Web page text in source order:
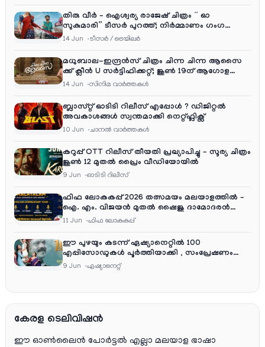
തിരു വീർ – ഐശ്വര്യ രാജേഷ് ചിത്രം ” ഓ
സുകുമാരി” ടീസർ പുറത്ത്; നിർമ്മാണം ഗംഗ
എന്റർടൈൻമെന്റ്‌സ്
14 Jun ടീസര്‍ / ട്രെയിലര്‍
മധുബാല-ഇന്ദ്രൻസ് ചിത്രം ചിന്ന ചിന്ന ആസൈ
ക്ക് ക്ലീൻ U സർട്ടിഫിക്കറ്റ്; ജൂൺ 19ന് ആഗോള
റിലീസ്
14 Jun സിനിമ വാര്‍ത്തകള്‍
ബ്ലാസ്റ്റ് ഓടിടി റിലീസ് എപ്പോൾ ? ഡിജിറ്റൽ
അവകാശങ്ങൾ സ്വന്തമാക്കി നെറ്റ്ഫ്ലിക്സ്
10 Jun ചാനല്‍ വാര്‍ത്തകള്‍
കറുപ്പ് OTT റിലീസ് തീയതി പ്രഖ്യാപിച്ചു – സൂര്യ ചിത്രം
ജൂൺ 12 മുതൽ പ്രൈം വീഡിയോയിൽ
9 Jun ഓടിടി റിലീസ്
ഫിഫ ലോകകപ്പ് 2026 തത്സമയം മലയാളത്തിൽ –
ഐ. എം. വിജയൻ മുതൽ ഷൈജു ദാമോദരൻ
വരെ കമന്ററി സംഘത്തിൽ
11 Jun ഫിഫ ലോകകപ്പ്
ഈ പുഴയും കടന്ന് ഏഷ്യാനെറ്റിൽ 100
എപ്പിസോഡുകൾ പൂർത്തിയാക്കി , സംപ്രേഷണം
തിങ്കൾ മുതൽ വെള്ളി വരെ രാത്രി 9:30 ന്
9 Jun ഏഷ്യാനെറ്റ്‌
കേരള ടെലിവിഷൻ
ഈ ഓൺലൈൻ പോർട്ടൽ എല്ലാ മലയാള ഭാഷാ